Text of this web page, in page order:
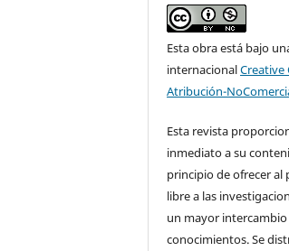
Esta obra está bajo
internacionalCreative
Atribución-
Esta revista
inmediato a su
principio de ofrecer al
libre a las
un mayor
conocimientos. Se